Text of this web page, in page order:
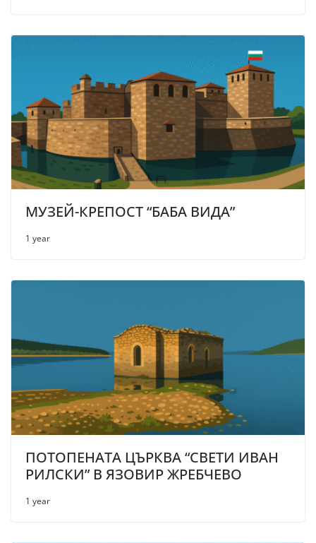
МУЗЕЙ-КРЕПОСТ “БАБА ВИДА”
1 year
ПОТОПЕНАТА ЦЪРКВА “СВЕТИ ИВАН
РИЛСКИ” В ЯЗОВИР ЖРЕБЧЕВО
1 year